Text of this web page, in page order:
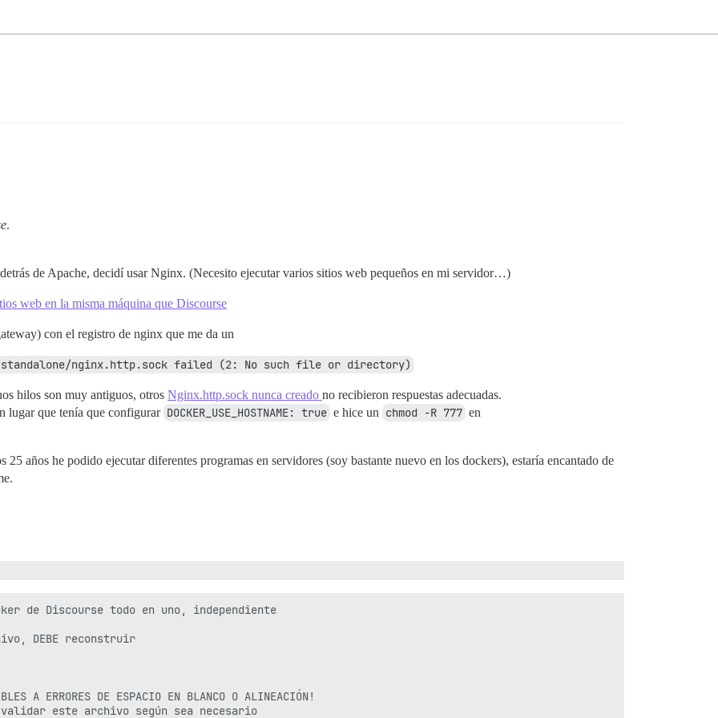
.
de Apache, decidí usar Nginx. (Necesito ejecutar varios sitios web pequeños en mi servidor…)
web en la misma máquina que Discourse
con el registro de nginx que me da un
nginx.http.sock failed (2: No such file or directory)
hilos son muy antiguos, otros Nginx.http.sock nunca creado no recibieron respuestas adecuadas.
lugar que tenía que configurar DOCKER_USE_HOSTNAME: true e hice un chmod -R 777 en
años he podido ejecutar diferentes programas en servidores (soy bastante nuevo en los dockers), estaría encantado de
de Discourse todo en uno, independiente
DEBE reconstruir
A ERRORES DE ESPACIO EN BLANCO O ALINEACIÓN!
este archivo según sea necesario